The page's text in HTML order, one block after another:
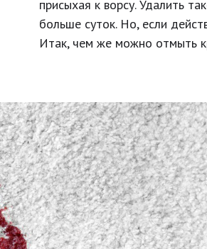
присыхая к ворсу. Удалить
больше суток. Но, если
Итак, чем же можно отмыть